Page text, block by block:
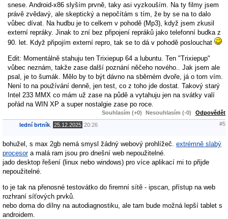
snese. Android-x86 slyším prvně, taky asi vyzkouším. Na ty filmy jsem
právě zvědavý, ale skeptický a nepočítám s tím, že by se na to dalo
vůbec dívat. Na hudbu je to celkem v pohodě (Mp3), když jsem zkusil
externí repráky. Jinak to zní bez připojení repráků jako telefonní budka z
90. let. Když připojím externí repro, tak se to dá v pohodě poslouchat
Edit: Momentálně stahuju ten Trixiepup 64 a lubuntu. Ten "Trixiepup"
vůbec neznám, takže zase další poznání něčeho nového.. Jak jsem ale
psal, je to šumák. Mělo by to být dávno na sběrném dvoře, já o tom vím.
Není to na používání denně, jen test, co z toho jde dostat. Takový starý
Intel 233 MMX co mám už zase na půdě a vytahuju jen na svátky valí
pořád na WIN XP a super nostalgie zase po roce.
Souhlasím (+0) Nesouhlasím (-0) Odpovědět
lední brtník 25.12.2025 20:26 #5
bohužel, s max 2gb nemá smysl žádný webový prohlížeč. extrémně slabý
procesora malá ram jsou pro dnešní web nepoužitelné.
jado desktop řešení (linux nebo windows) pro více aplikací mi to přijde
nepoužitelné.
to je tak na přenosné testovátko do firemní sítě - ipscan, přístup na web
rozhraní síťových prvků.
nebo doma do dílny na autodiagnostiku, ale tam bude možná lepší tablet s
androidem.